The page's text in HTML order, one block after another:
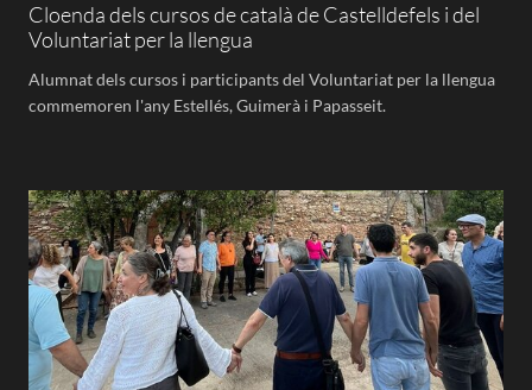
Cloenda dels cursos de català de Castelldefels i del
Voluntariat per la llengua
Alumnat dels cursos i participants del Voluntariat per la llengua
commemoren l'any Estellés, Guimerà i Papasseit.